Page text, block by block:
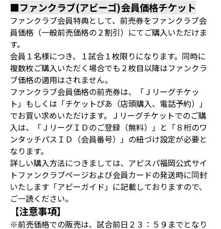
■ファンクラブ(アビーゴ)会員価格チケット
ファンクラブ会員特典として、前売券をファンクラブ会
員価格（一般前売価格の２割引）にてご購入いただけま
す。
会員１名様につき、１試合１枚限りになります。同時に
複数枚ご購入いただく場合でも２枚目以降はファンクラ
ブ価格の適用はされません。
ファンクラブ会員価格の前売券は、「Ｊリーグチケッ
ト」もしくは「チケットぴあ（店頭購入、電話予約）」
でお買い求めいただけます。Ｊリーグチケットでのご購
入は、「ＪリーグＩＤのご登録（無料）」と「８桁のワ
ンタッチパスＩＤ（会員番号）」の紐づけ設定が必要と
なります。
詳しい購入方法につきましては、アビスパ福岡公式サイ
トファンクラブページおよび会員カードの発送時に同封
いたします「アビーガイド」に記載しておりますので、
ご一読ください。
【注意事項】
※前売価格での販売は、試合前日２３：５９までとなり